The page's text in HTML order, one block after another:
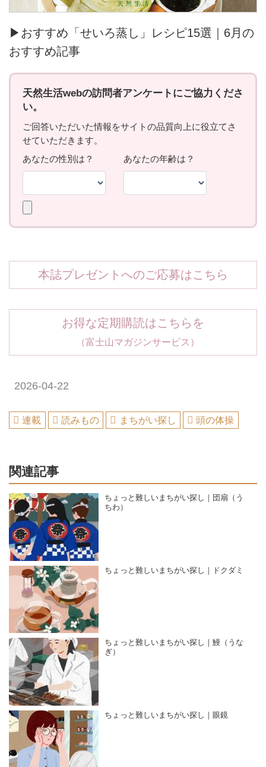
▶おすすめ「せいろ蒸し」レシピ15選｜6月の
おすすめ記事
本誌プレゼントへのご応募はこちら
お得な定期購読はこちらを
（富士山マガジンサービス）
2026-04-22
連載 読みもの まちがい探し 頭の体操
関連記事
ちょっと難しいまちがい探し｜団扇（う
ちわ）
ちょっと難しいまちがい探し｜ドクダミ
ちょっと難しいまちがい探し｜鰻（うな
ぎ）
ちょっと難しいまちがい探し｜眼鏡